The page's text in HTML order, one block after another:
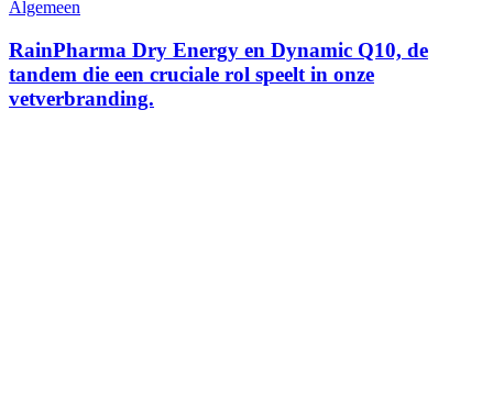
Algemeen
RainPharma Dry Energy en Dynamic Q10, de
tandem die een cruciale rol speelt in onze
vetverbranding.